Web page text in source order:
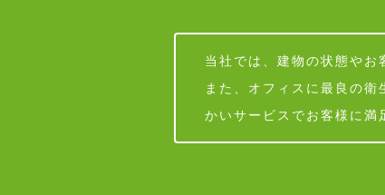
当社では、建物の状態やお
また、オフィスに最良の
かいサービスでお客様に満